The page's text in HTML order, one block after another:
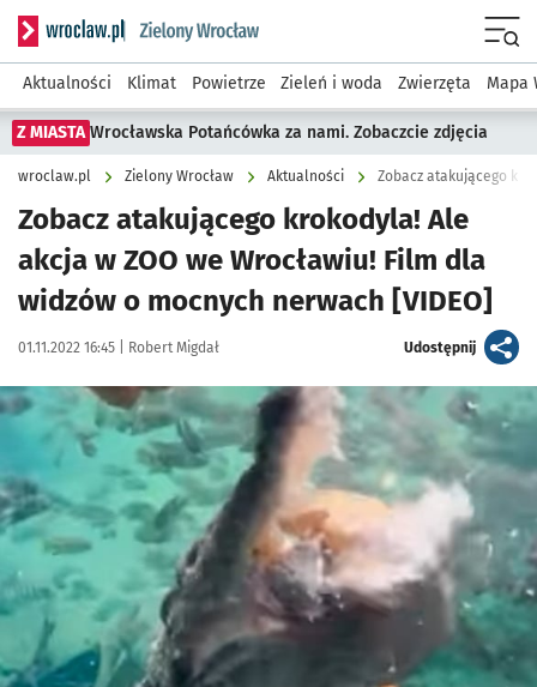
Serwis informacyjny wroclaw.pl podserwis: Środowisko we
Aktualności Klimat Powietrze Zieleń i woda Zwierzęta Mapa
Z MIASTA Wrocławska Potańcówka za nami. Zobaczcie zdjęcia
wroclaw.pl Zielony Wrocław Aktualności
Zobacz atakującego krokodyla! Ale
akcja w ZOO we Wrocławiu! Film dla
widzów o mocnych nerwach [VIDEO]
Data publikacji:
01.11.2022 16:45 | Autor:
Robert Migdał Udostępnijartykuł
Kliknij, aby powiększyć